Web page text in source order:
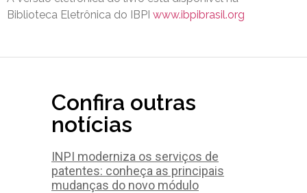
Biblioteca Eletrônica do IBPI www.ibpibrasil.org
Confira outras
notícias
INPI moderniza os serviços de
patentes: conheça as principais
mudanças do novo módulo